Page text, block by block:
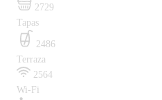
2729
Tapas
2486
Terraza
2564
Wi-Fi